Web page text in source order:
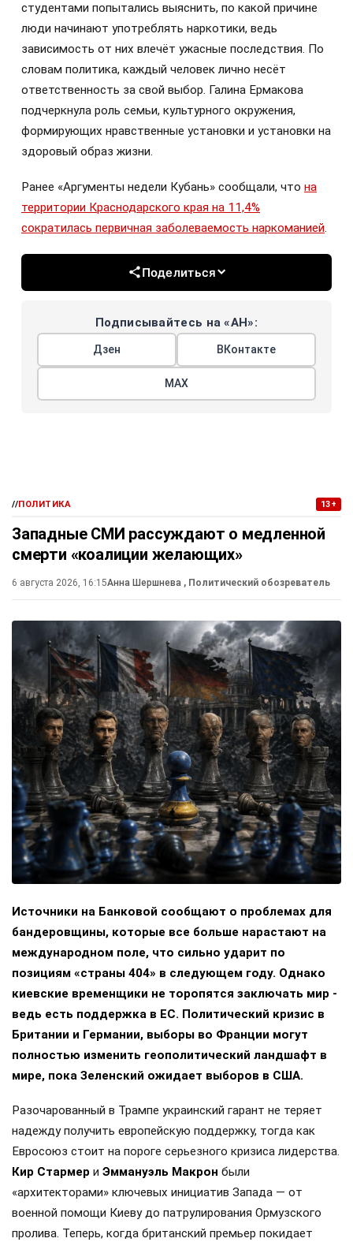
студентами попытались выяснить, по какой причине
люди начинают употреблять наркотики, ведь
зависимость от них влечёт ужасные последствия. По
словам политика, каждый человек лично несёт
ответственность за свой выбор. Галина Ермакова
подчеркнула роль семьи, культурного окружения,
формирующих нравственные установки и установки на
здоровый образ жизни.
Ранее «Аргументы недели Кубань» сообщали, что на
территории Краснодарского края на 11,4%
сократилась первичная заболеваемость наркоманией.
Поделиться
Подписывайтесь на «АН»:
Дзен ВКонтакте
МАХ
//ПОЛИТИКА 13+
Западные СМИ рассуждают о медленной
смерти «коалиции желающих»
6 августа 2026, 16:15Анна Шершнева , Политический обозреватель
Источники на Банковой сообщают о проблемах для
бандеровщины, которые все больше нарастают на
международном поле, что сильно ударит по
позициям «страны 404» в следующем году. Однако
киевские временщики не торопятся заключать мир -
ведь есть поддержка в ЕС. Политический кризис в
Британии и Германии, выборы во Франции могут
полностью изменить геополитический ландшафт в
мире, пока Зеленский ожидает выборов в США.
Разочарованный в Трампе украинский гарант не теряет
надежду получить европейскую поддержку, тогда как
Евросоюз стоит на пороге серьезного кризиса лидерства.
Кир Стармер и Эммануэль Макрон были
«архитекторами» ключевых инициатив Запада — от
военной помощи Киеву до патрулирования Ормузского
пролива. Теперь, когда британский премьер покидает